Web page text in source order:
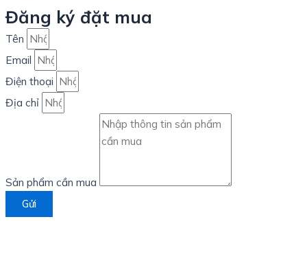
Đăng ký đặt mua
Tên
Email
Điện thoại
Địa chỉ
Sản phẩm cần mua
Gửi